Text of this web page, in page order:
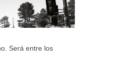
Será entre los